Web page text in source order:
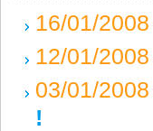
16/01/2008
12/01/2008
03/01/2008
!